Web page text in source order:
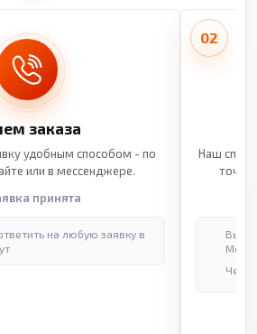
заказа
удобным способом - по
или в мессенджере.
принята
на любую заявку в
02
Наш